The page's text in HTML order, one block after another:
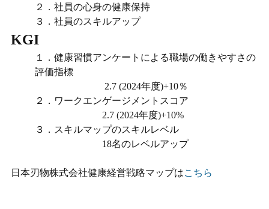
２．社員の心身の健康保持
３．社員のスキルアップ
KGI
１．健康習慣アンケートによる職場の働きやすさの
評価指標
2.7 (2024年度)+10％
２．ワークエンゲージメントスコア
2.7 (2024年度)+10%
３．スキルマップのスキルレベル
18名のレベルアップ
日本刃物株式会社健康経営戦略マップはこちら